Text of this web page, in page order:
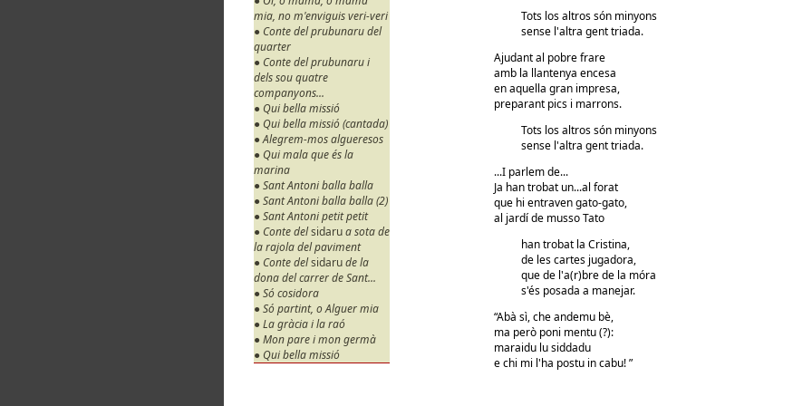
mia, no m'enviguis veri-veri
● Conte del prubunaru del
quarter
● Conte del prubunaru i
dels sou quatre
companyons...
● Qui bella missió
● Qui bella missió (cantada)
● Alegrem-mos algueresos
● Qui mala que és la
marina
● Sant Antoni balla balla
● Sant Antoni balla balla (2)
● Sant Antoni petit petit
● Conte delsidarua sota de
la rajola del paviment
● Conte delsidarude la
dona del carrer de Sant...
● Só cosidora
● Só partint, o Alguer mia
● La gràcia i la raó
● Mon pare i mon germà
● Qui bella missió
Tots los altros són minyons
sense l'altra gent triada.
Ajudant al pobre frare
amb la llantenya encesa
en aquella gran impresa,
preparant pics i marrons.
Tots los altros són minyons
sense l'altra gent triada.
...I parlem de...
Ja han trobat un...al forat
que hi entraven gato-gato,
al jardí de musso Tato
han trobat la Cristina,
de les cartes jugadora,
que de l'a(r)bre de la móra
s'és posada a manejar.
“Abà sì, che andemu bè,
ma però poni mentu (?):
maraidu lu siddadu
e chi mi l'ha postu in cabu! ”